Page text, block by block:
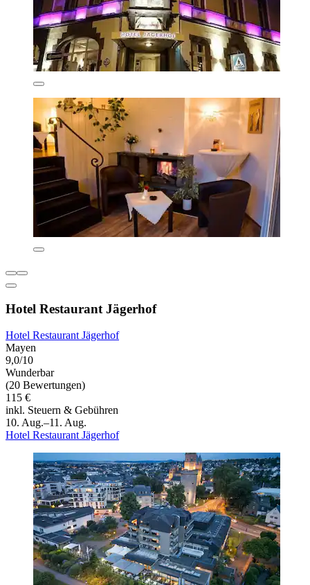
Hotel Restaurant Jägerhof
Hotel Restaurant Jägerhof
Mayen
9,0/10
Wunderbar
(20 Bewertungen)
115 €
inkl. Steuern & Gebühren
10. Aug.–11. Aug.
Hotel Restaurant Jägerhof